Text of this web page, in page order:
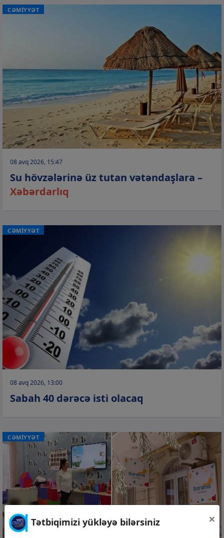
CƏMİYYƏT
08 avq 2026, 15:47
Su hövzələrinə üz tutan vətəndaşlara –
Xəbərdarlıq
CƏMİYYƏT
08 avq 2026, 13:00
Sabah 40 dərəcə isti olacaq
CƏMİYYƏT
Tətbiqimizi yükləyə bilərsiniz ×